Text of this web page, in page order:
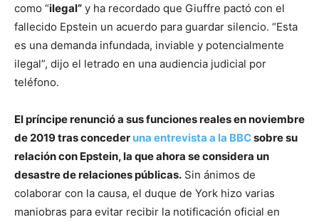
como “ilegal” y ha recordado que Giuffre pactó con el
fallecido Epstein un acuerdo para guardar silencio. “Esta
es una demanda infundada, inviable y potencialmente
ilegal”, dijo el letrado en una audiencia judicial por
teléfono.
El príncipe renunció a sus funciones reales en noviembre
de 2019 tras conceder una entrevista a la BBCsobre su
relación con Epstein, la que ahora se considera un
desastre de relaciones públicas. Sin ánimos de
colaborar con la causa, el duque de York hizo varias
maniobras para evitar recibir la notificación oficial en